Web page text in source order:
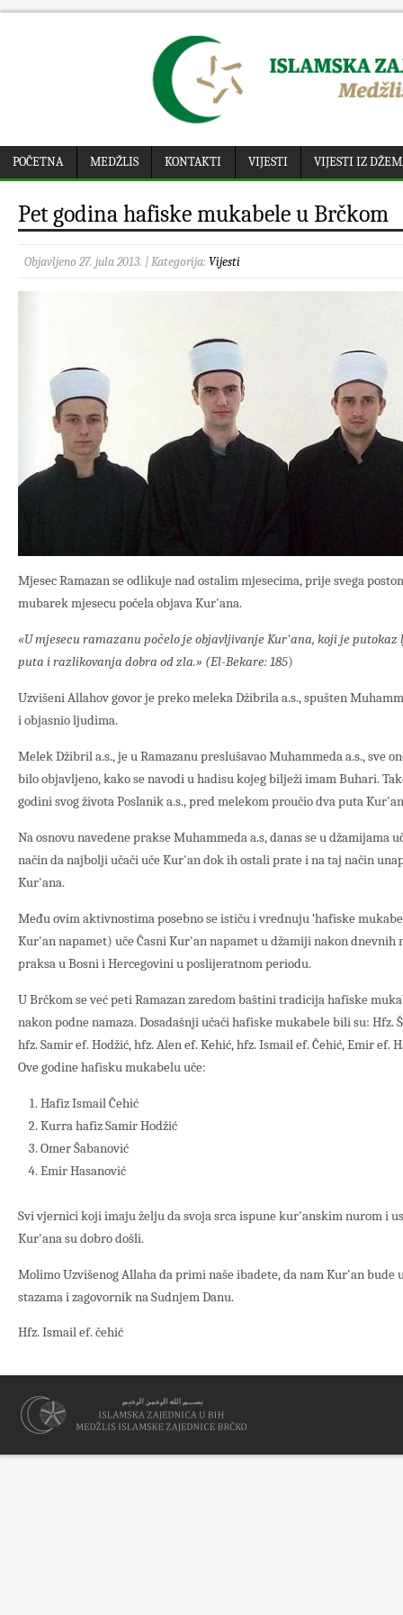
POČETNA MEDŽLIS KONTAKTI VIJESTI VIJESTI IZ
Pet godina hafiske mukabele u Brčkom
Objavljeno 27. jula 2013. | Kategorija: Vijesti
Mjesec Ramazan se odlikuje nad ostalim mjesecima, prije svega
mubarek mjesecu počela objava Kur'ana.
«U mjesecu ramazanu počelo je objavljivanje Kur'ana, koji je
puta i razlikovanja dobra od zla.» (El-Bekare: 185)
Uzvišeni Allahov govor je preko meleka Džibrila a.s., spušten
i objasnio ljudima.
Melek Džibril a.s., je u Ramazanu preslušavao Muhammeda a.s., sve
bilo objavljeno, kako se navodi u hadisu kojeg bilježi imam Buhari.
godini svog života Poslanik a.s., pred melekom proučio dva puta
Na osnovu navedene prakse Muhammeda a.s, danas se u džamijama
način da najbolji učači uče Kur'an dok ih ostali prate i na taj način
Kur'ana.
Među ovim aktivnostima posebno se ističu i vrednuju ‘hafiske
Kur'an napamet) uče Časni Kur'an napamet u džamiji nakon dnevnih
praksa u Bosni i Hercegovini u poslijeratnom periodu.
U Brčkom se već peti Ramazan zaredom baštini tradicija hafiske
nakon podne namaza. Dosadašnji učači hafiske mukabele bili su: Hfz.
hfz. Samir ef. Hodžić, hfz. Alen ef. Kehić, hfz. Ismail ef. Čehić, Emir ef.
Ove godine hafisku mukabelu uče:
Hafiz Ismail Čehić
Kurra hafiz Samir Hodžić
Omer Šabanović
Emir Hasanović
Svi vjernici koji imaju želju da svoja srca ispune kur'anskim nurom i
Kur'ana su dobro došli.
Molimo Uzvišenog Allaha da primi naše ibadete, da nam Kur'an
stazama i zagovornik na Sudnjem Danu.
Hfz. Ismail ef. čehić